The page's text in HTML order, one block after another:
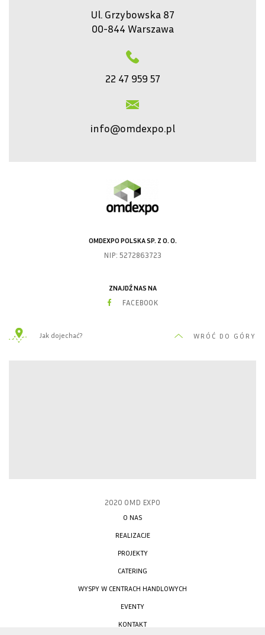
Ul. Grzybowska 87
00-844 Warszawa
22 47 959 57
info@omdexpo.pl
OMDEXPO POLSKA SP. Z O. O.
NIP: 5272863723
ZNAJDŹ NAS NA
FACEBOOK
Jak dojechać? WRÓĆ DO GÓRY
2020 OMD EXPO
O NAS
REALIZACJE
PROJEKTY
CATERING
WYSPY W CENTRACH HANDLOWYCH
EVENTY
KONTAKT